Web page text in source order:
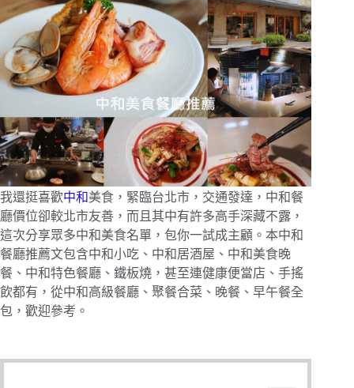
我還挺喜歡中和美食，緊臨台北市，交通發達，中和餐
廳價位卻較北市友善，而且其中有許多高手深藏不露，
這次分享眾多中和美食名單，包你一試成主顧。本中和
餐廳推薦文包含中和小吃、中和居酒屋、中和美食晚
餐、中和特色餐廳、鐵板燒，甚至連健康便當店、手搖
飲都有，從中和高級餐廳、聚餐合菜、晚餐、早午餐全
包，歡迎參考。